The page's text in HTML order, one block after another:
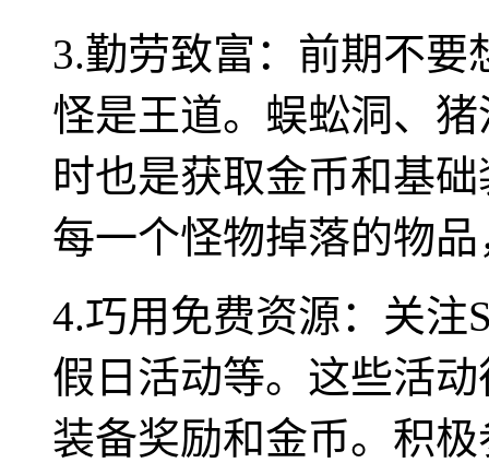
3.勤劳致富：前期不
怪是王道。蜈蚣洞、
时也是获取金币和基
每一个怪物掉落的物
4.巧用免费资源：关注
假日活动等。这些活
装备奖励和金币。积